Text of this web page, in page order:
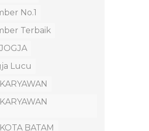
No.1
Terbaik
Lucu
BATAM